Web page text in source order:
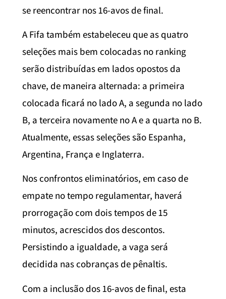
se reencontrar nos 16-avos de final.
A Fifa também estabeleceu que as quatro
seleções mais bem colocadas no ranking
serão distribuídas em lados opostos da
chave, de maneira alternada: a primeira
colocada ficará no lado A, a segunda no lado
B, a terceira novamente no A e a quarta no B.
Atualmente, essas seleções são Espanha,
Argentina, França e Inglaterra.
Nos confrontos eliminatórios, em caso de
empate no tempo regulamentar, haverá
prorrogação com dois tempos de 15
minutos, acrescidos dos descontos.
Persistindo a igualdade, a vaga será
decidida nas cobranças de pênaltis.
Com a inclusão dos 16-avos de final, esta